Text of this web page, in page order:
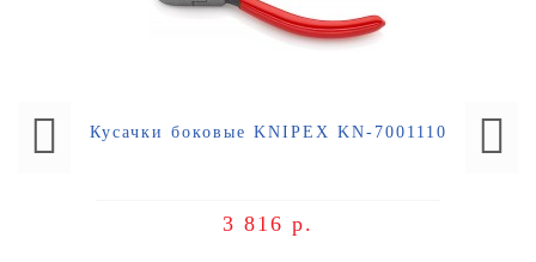
Кусачки боковые KNIPEX KN-7001110
3 816 р.